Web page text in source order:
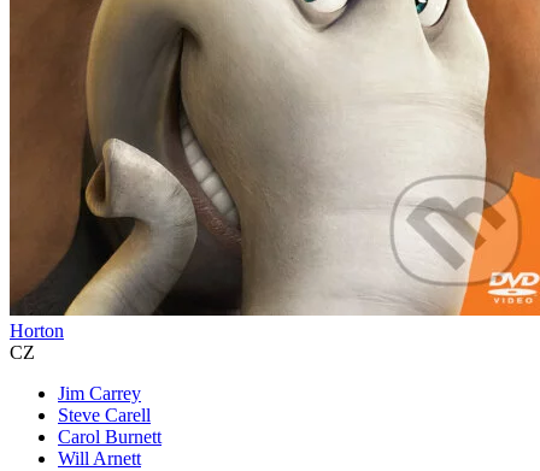
Horton
CZ
Jim Carrey
Steve Carell
Carol Burnett
Will Arnett